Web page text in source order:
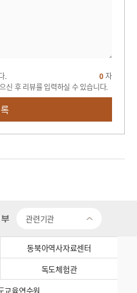
.
신 후 리뷰를 입력하실 수 있습니다.
0 자
관련기관
동북아역사자료센터
독도체험관
육연수원